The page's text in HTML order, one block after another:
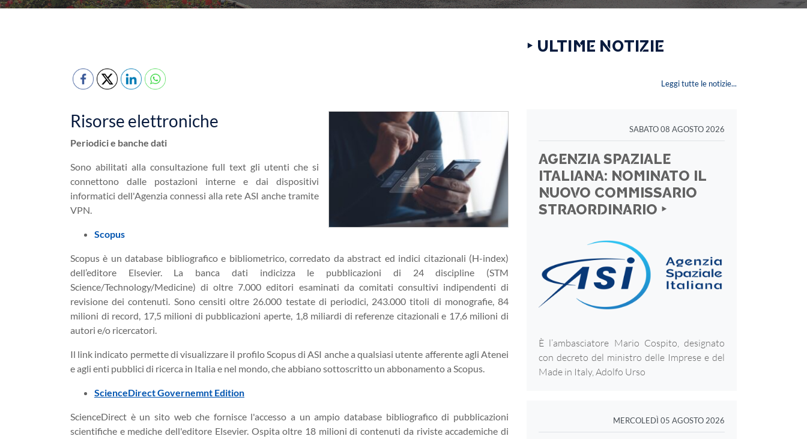
Risorse elettroniche
Periodici e banche dati
Sono abilitati alla consultazione full text gli utenti che si
connettono dalle postazioni interne e dai dispositivi
informatici dell'Agenzia connessi alla rete ASI anche tramite
VPN.
Scopus
Scopus è un database bibliografico e bibliometrico, corredato da abstract ed indici citazionali (H-index)
dell’editore Elsevier. La banca dati indicizza le pubblicazioni di 24 discipline (STM
Science/Technology/Medicine) di oltre 7.000 editori esaminati da comitati consultivi indipendenti di
revisione dei contenuti. Sono censiti oltre 26.000 testate di periodici, 243.000 titoli di monografie, 84
milioni di record, 17,5 milioni di pubblicazioni aperte, 1,8 miliardi di referenze citazionali e 17,6 milioni di
autori e/o ricercatori.
Il link indicato permette di visualizzare il profilo Scopus di ASI anche a qualsiasi utente afferente agli Atenei
e agli enti pubblici di ricerca in Italia e nel mondo, che abbiano sottoscritto un abbonamento a Scopus.
ScienceDirect Governemnt Edition
ScienceDirect è un sito web che fornisce l'accesso a un ampio database bibliografico di pubblicazioni
scientifiche e mediche dell'editore Elsevier. Ospita oltre 18 milioni di contenuti da riviste accademiche di
‣ ULTIME NOTIZIE
Leggi tutte le notizie...
SABATO 08 AGOSTO 2026
AGENZIA SPAZIALE
ITALIANA: NOMINATO IL
NUOVO COMMISSARIO
STRAORDINARIO ‣
È l’ambasciatore Mario Cospito, designato
con decreto del ministro delle Imprese e del
Made in Italy, Adolfo Urso
MERCOLEDÌ 05 AGOSTO 2026